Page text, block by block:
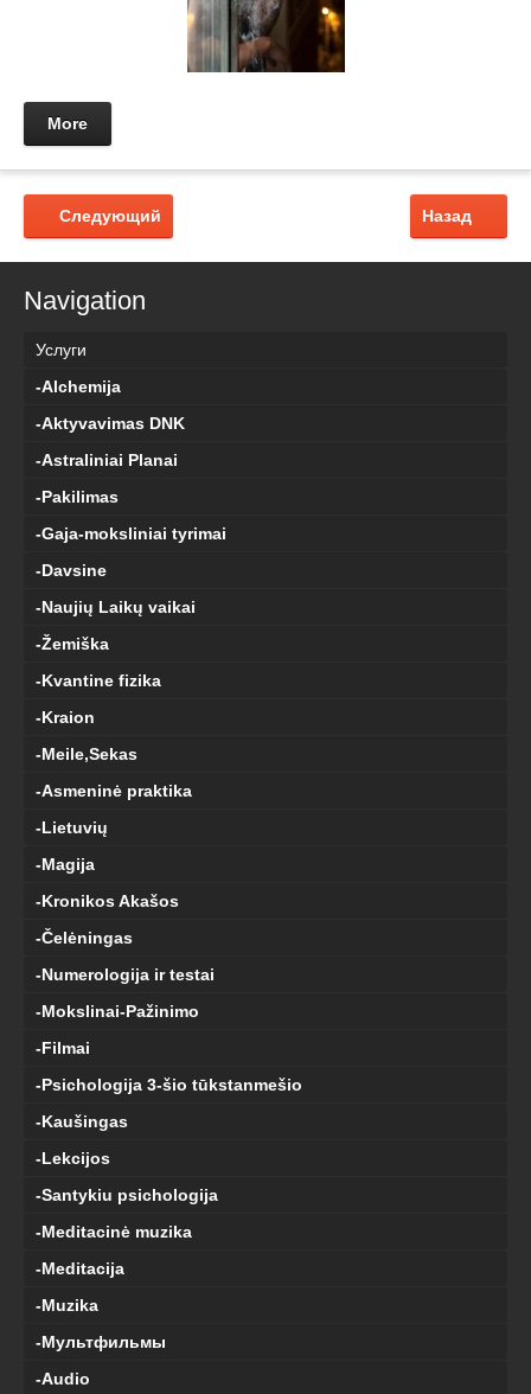
More
Назад
Следующий
Navigation
Услуги
-Alchemija
-Aktyvavimas DNK
-Astraliniai Planai
-Pakilimas
-Gaja-moksliniai tyrimai
-Davsine
-Naujių Laikų vaikai
-Žemiška
-Kvantine fizika
-Kraion
-Meile,Sekas
-Asmeninė praktika
-Lietuvių
-Magija
-Kronikos Akašos
-Čelėningas
-Numerologija ir testai
-Mokslinai-Pažinimo
-Filmai
-Psichologija 3-šio tūkstanmešio
-Kaušingas
-Lekcijos
-Santykiu psichologija
-Meditacinė muzika
-Meditacija
-Muzika
-Мультфильмы
-Audio